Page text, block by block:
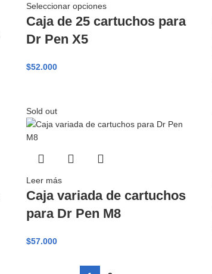
Seleccionar opciones
Caja de 25 cartuchos para
Dr Pen X5
$52.000
Sold out
Leer más
Caja variada de cartuchos
para Dr Pen M8
$57.000